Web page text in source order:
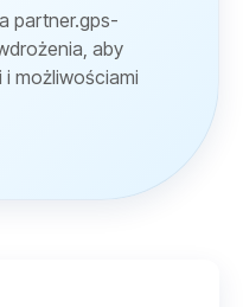
partner.gps-
aby
możliwościami